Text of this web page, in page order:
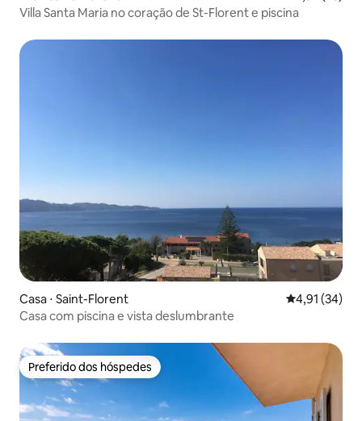
Villa Santa Maria no coração de St-Florent e piscina
Casa ⋅ Saint-Florent 4,91 de uma
4,91 (34)
Casa com piscina e vista deslumbrante
Preferido dos hóspedes
Preferido dos hóspedes